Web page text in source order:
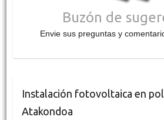
Buzón de
Envie sus preguntas y
Instalación fotovoltaica en
Atakondoa